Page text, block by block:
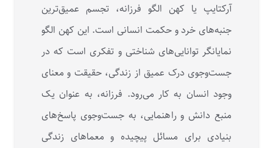
آرکتایپ یا کهن‌ الگو فرزانه، تجسم عمیق‌ترین
جنبه‌های خرد و حکمت انسانی است. این کهن‌ الگو
نمایانگر توانایی‌های شناختی و تفکری است که در
جست‌وجوی درک عمیق از زندگی، حقیقت و معنای
وجود انسان به‌ کار می‌رود. فرزانه، به عنوان یک
منبع دانش و راهنمایی، به جست‌وجوی پاسخ‌های
بنیادی برای مسائل پیچیده و معماهای زندگی